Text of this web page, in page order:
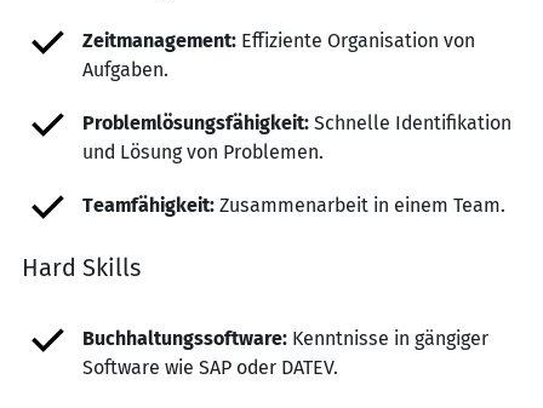
Zeitmanagement: Effiziente Organisation von
Aufgaben.
Problemlösungsfähigkeit: Schnelle Identifikation
und Lösung von Problemen.
Teamfähigkeit: Zusammenarbeit in einem Team.
Hard Skills
Buchhaltungssoftware: Kenntnisse in gängiger
Software wie SAP oder DATEV.